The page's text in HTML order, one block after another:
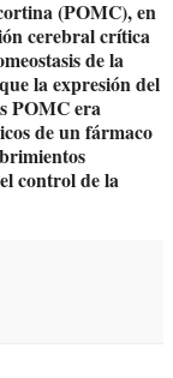
(POMC), en
cerebral crítica
de la
la expresión del
POMC era
de un fármaco
control de la